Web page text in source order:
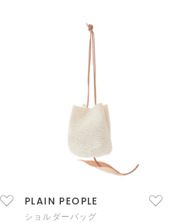
PLAIN PEOPLE
ショルダーバッグ